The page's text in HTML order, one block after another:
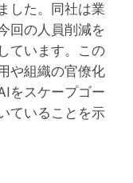
した。同社は業
回の人員削減を
ています。この
や組織の官僚化
をスケープゴー
ていることを示